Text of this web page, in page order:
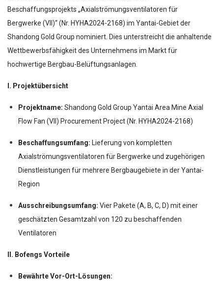
Beschaffungsprojekts „Axialströmungsventilatoren für
Bergwerke (VII)“ (Nr. HYHA2024-2168) im Yantai-Gebiet der
Shandong Gold Group nominiert. Dies unterstreicht die anhaltende
Wettbewerbsfähigkeit des Unternehmens im Markt für
hochwertige Bergbau-Belüftungsanlagen.
I. Projektübersicht
Projektname: Shandong Gold Group Yantai Area Mine Axial
Flow Fan (VII) Procurement Project (Nr. HYHA2024-2168)
Beschaffungsumfang: Lieferung von kompletten
Axialströmungsventilatoren für Bergwerke und zugehörigen
Dienstleistungen für mehrere Bergbaugebiete in der Yantai-
Region
Ausschreibungsumfang: Vier Pakete (A, B, C, D) mit einer
geschätzten Gesamtzahl von 120 zu beschaffenden
Ventilatoren
II. Bofengs Vorteile
Bewährte Vor-Ort-Lösungen: